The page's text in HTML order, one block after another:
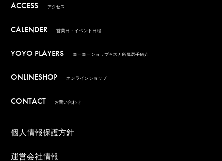
ACCESS アクセス
CALENDER 営業日・イベント日程
YOYO PLAYERS ヨーヨーショップキズナ所属選手紹介
ONLINESHOP オンラインショップ
CONTACT お問い合わせ
個人情報保護方針
運営会社情報